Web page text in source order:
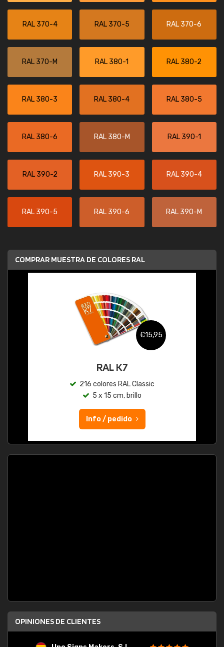
RAL 370-4 RAL 370-5 RAL 370-6
RAL 370-M RAL 380-1 RAL 380-2
RAL 380-3 RAL 380-4 RAL 380-5
RAL 380-6 RAL 380-M RAL 390-1
RAL 390-2 RAL 390-3 RAL 390-4
RAL 390-5 RAL 390-6 RAL 390-M
COMPRAR MUESTRA DE COLORES RAL
€15,95
RAL K7
216 colores RAL Classic
5 x 15 cm, brillo
Info / pedido
OPINIONES DE CLIENTES